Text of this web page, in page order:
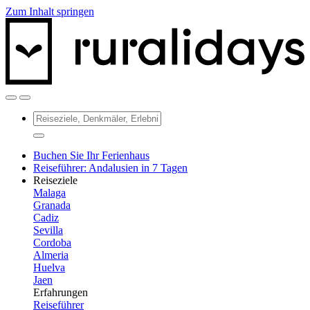
Zum Inhalt springen
Buchen Sie Ihr Ferienhaus
Reiseführer: Andalusien in 7 Tagen
Reiseziele
Malaga
Granada
Cadiz
Sevilla
Cordoba
Almeria
Huelva
Jaen
Erfahrungen
Reiseführer